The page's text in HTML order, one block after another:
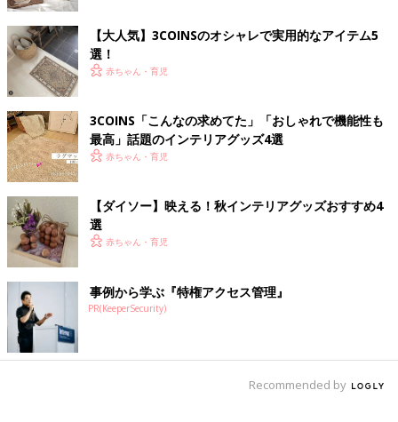
【大人気】3COINSのオシャレで実用的なアイテム5
選！
赤ちゃん・育児
3COINS「こんなの求めてた」「おしゃれで機能性も
最高」話題のインテリアグッズ4選
赤ちゃん・育児
【ダイソー】映える！秋インテリアグッズおすすめ4
選
赤ちゃん・育児
事例から学ぶ『特権アクセス管理』
PR(KeeperSecurity)
Recommended by